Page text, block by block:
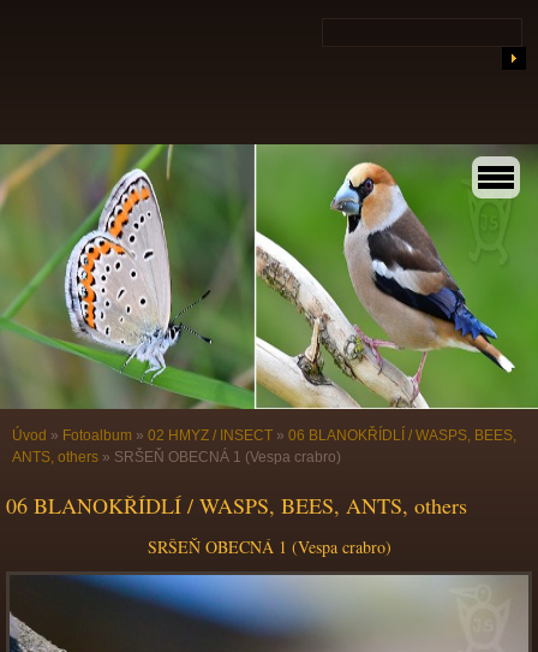
Úvod » Fotoalbum » 02 HMYZ / INSECT » 06 BLANOKŘÍDLÍ / WASPS, BEES,
ANTS, others » SRŠEŇ OBECNÁ 1 (Vespa crabro)
06 BLANOKŘÍDLÍ / WASPS, BEES, ANTS, others
SRŠEŇ OBECNÁ 1 (Vespa crabro)